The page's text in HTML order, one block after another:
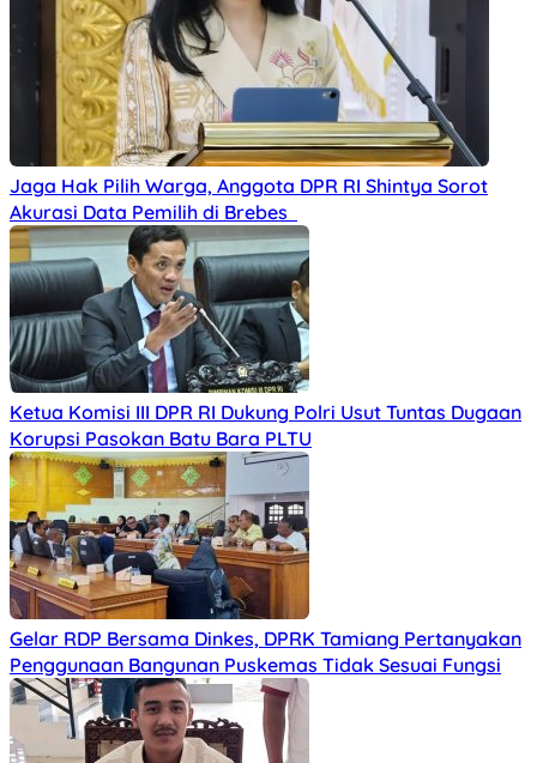
Jaga Hak Pilih Warga, Anggota DPR RI Shintya Sorot
Akurasi Data Pemilih di Brebes
Ketua Komisi III DPR RI Dukung Polri Usut Tuntas Dugaan
Korupsi Pasokan Batu Bara PLTU
Gelar RDP Bersama Dinkes, DPRK Tamiang Pertanyakan
Penggunaan Bangunan Puskemas Tidak Sesuai Fungsi